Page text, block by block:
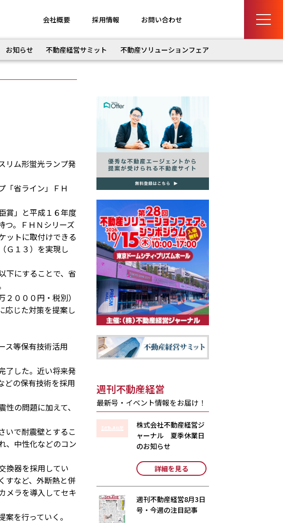
会社概要 採用情報 お問い合わせ
お知らせ 不動産経営サミット 不動産ソリューションフェア
ム形蛍光ランプ発
「省ライン」ＦＨ
賞」と平成１６年度
つ。ＦＨＮシリーズ
ットに取付けできる
Ｇ１３）を実現し
下にすることで、省
０００円・税別）
応じた対策を提案し
ス等保有技術活用
了した。近い将来発
どの保有技術を採用
の問題に加えて、
いで耐震壁とするこ
、中性化などのコン
換器を採用してい
すなど、外断熱と併
メラを導入してセキ
を行っていく。
週刊不動産経営
最新号・イベント情報をお届け！
株式会社不動産経営ジ
ャーナル 夏季休業日
のお知らせ
詳細を見る
週刊不動産経営8月3日
号・今週の注目記事